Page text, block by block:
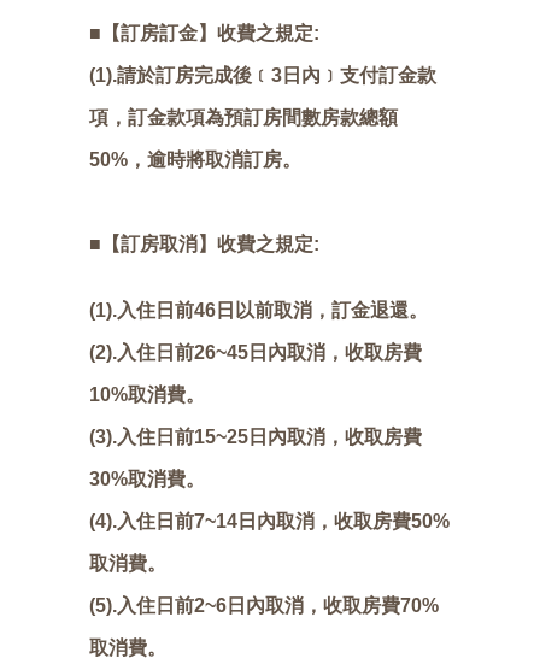
■【訂房訂金】收費之規定:
(1).請於訂房完成後﹝3日內﹞支付訂金款
項，訂金款項為預訂房間數房款總額
50%，逾時將取消訂房。
■【訂房取消】收費之規定:
(1).入住日前46日以前取消，訂金退還。
(2).入住日前26~45日內取消，收取房費
10%取消費。
(3).入住日前15~25日內取消，收取房費
30%取消費。
(4).入住日前7~14日內取消，收取房費50%
取消費。
(5).入住日前2~6日內取消，收取房費70%
取消費。